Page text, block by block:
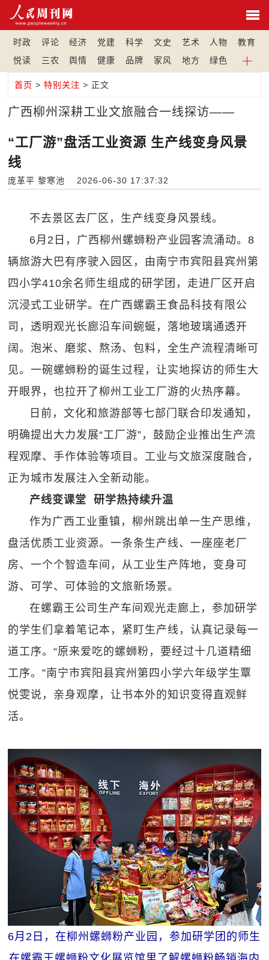
时政 评论 经济 党建 科学 文史 艺术 人物
教育
悦读
三农 舆情 健康 品牌 家风 地方 绿色
首页 >特别关注 > 正文
广西柳州深耕工业文旅融合一线探访——
“工厂游”盘活工业资源 生产线变身风景
线
庞革平 黎寒池 2026-06-30 17:37:32
不去景区去厂区，生产线变身风景线。
6月2日，广西柳州螺蛳粉产业园客流涌动。8
辆旅游大巴有序驶入园区，由南宁市宾阳县宾州第
四小学410余名师生组成的研学团，走进厂区开启
沉浸式工业研学。在广西螺霸王食品科技有限公
司，透明观光长廊沿车间蜿蜒，落地玻璃通透开
阔。泡米、磨浆、熬汤、包料，全生产流程清晰可
见。一碗螺蛳粉的诞生过程，让实地探访的师生大
开眼界，也拉开了柳州工业工厂游的火热序幕。
日前，文化和旅游部等七部门联合印发通知，
明确提出大力发展“工厂游”，鼓励企业推出生产流
程观摩、手作体验等项目。工业与文旅深度融合，
正为城市发展注入全新动能。
产线变课堂 研学热持续‍升温
作为广西工业重镇，柳州跳出单一生产思维，
盘活优质工业资源。一条条生产线、一座座老厂
房、一个个智造车间，从工业生产阵地，变身可
游、可学、可体验的文旅新场景。
在螺霸王公司生产车间观光走廊上，参加研学
的学生们拿着笔记本，紧盯生产线，认真记录每一
道工序。“原来爱吃的螺蛳粉，要经过十几道精细
工序。”南宁市宾阳县宾州第四小学六年级学生覃
悦雯说，亲身观摩，让书本外的知识变得直观鲜
活。
6月2日，在柳州螺蛳粉产业园，参加研学团的师生